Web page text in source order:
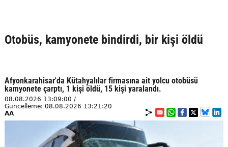
Otobüs, kamyonete bindirdi, bir kişi öldü
Afyonkarahisar'da Kütahyalılar firmasına ait yolcu otobüsü
kamyonete çarptı, 1 kişi öldü, 15 kişi yaralandı.
08.08.2026 13:09:00 /
Güncelleme: 08.08.2026 13:21:20
AA